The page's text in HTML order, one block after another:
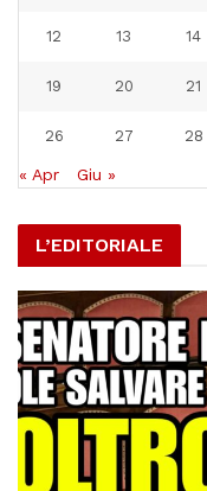
12 13 14
19 20 21
26 27 28
« Apr Giu »
L’EDITORIALE